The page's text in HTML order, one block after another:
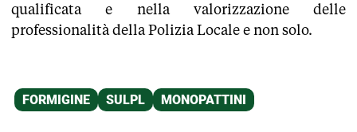
qualificata e nella valorizzazione delle
professionalità della Polizia Locale e non solo.